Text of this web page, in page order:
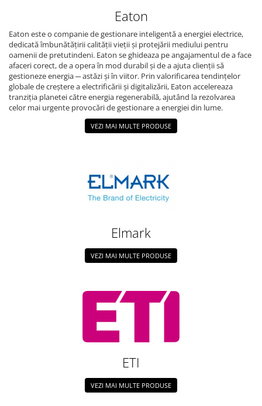
Eaton
Eaton este o companie de gestionare inteligentă a energiei electrice,
dedicată îmbunătățirii calității vieții și protejării mediului pentru
oamenii de pretutindeni. Eaton se ghideaza pe angajamentul de a face
afaceri corect, de a opera în mod durabil și de a ajuta clienții să
gestioneze energia ─ astăzi și în viitor. Prin valorificarea tendințelor
globale de creștere a electrificării și digitalizării, Eaton accelereaza
tranziția planetei către energia regenerabilă, ajutând la rezolvarea
celor mai urgente provocări de gestionare a energiei din lume.
VEZI MAI MULTE PRODUSE
Elmark
VEZI MAI MULTE PRODUSE
ETI
VEZI MAI MULTE PRODUSE